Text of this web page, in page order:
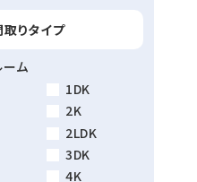
取りタイプ
ーム
1DK
2K
2LDK
3DK
4K